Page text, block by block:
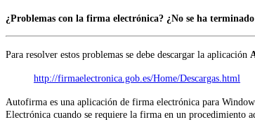
¿Problemas con la firma electrónica? ¿No se ha
Para resolver estos problemas se debe descargar la aplicación
http://firmaelectronica.gob.es/Home/Descargas.html
Autofirma es una aplicación de firma electrónica para
Electrónica cuando se requiere la firma en un procedimiento